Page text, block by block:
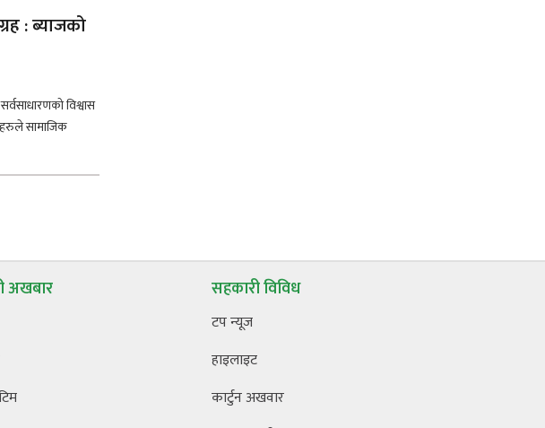
: ब्याजको
विश्वास
सामाजिक
अखबार सहकारी विविध
टप न्यूज
हाइलाइट
कार्टुन अखवार